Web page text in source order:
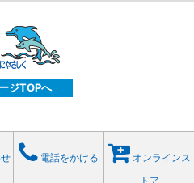
ジTOPへ
電話をかける
オンラインス
トア